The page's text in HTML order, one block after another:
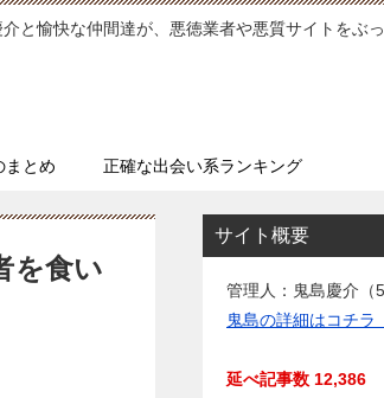
介と愉快な仲間達が、悪徳業者や悪質サイトをぶ
まとめ 正確な出会い系ランキング
を食い
サイト概要
管理人：鬼島慶介（
鬼島の詳細はコチラ
延べ記事数 12,386